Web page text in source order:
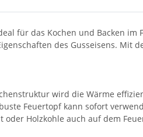
für das Kochen und Backen
des Gusseisens. Mit
wird die Wärme
Feuertopf kann sofort
Holzkohle auch auf dem